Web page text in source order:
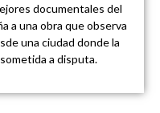
documentales del
a una obra que observa
una ciudad donde la
a disputa.